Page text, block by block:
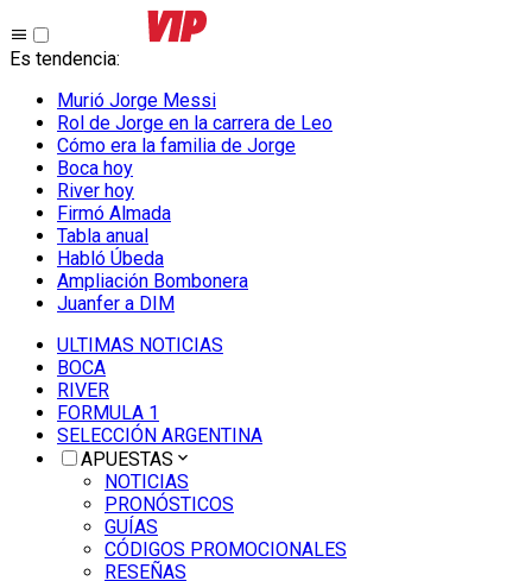
Es tendencia:
Murió Jorge Messi
Rol de Jorge en la carrera de Leo
Cómo era la familia de Jorge
Boca hoy
River hoy
Firmó Almada
Tabla anual
Habló Úbeda
Ampliación Bombonera
Juanfer a DIM
ULTIMAS NOTICIAS
BOCA
RIVER
FORMULA 1
SELECCIÓN ARGENTINA
APUESTAS
NOTICIAS
PRONÓSTICOS
GUÍAS
CÓDIGOS PROMOCIONALES
RESEÑAS